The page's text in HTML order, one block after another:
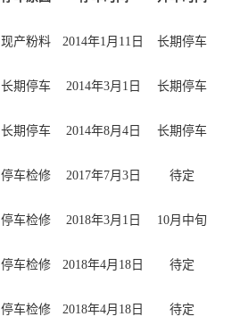
现产粉料 2014年1月11日 长期停车
长期停车 2014年3月1日 长期停车
长期停车 2014年8月4日 长期停车
停车检修 2017年7月3日 待定
停车检修 2018年3月1日 10月中旬
停车检修 2018年4月18日 待定
停车检修 2018年4月18日 待定